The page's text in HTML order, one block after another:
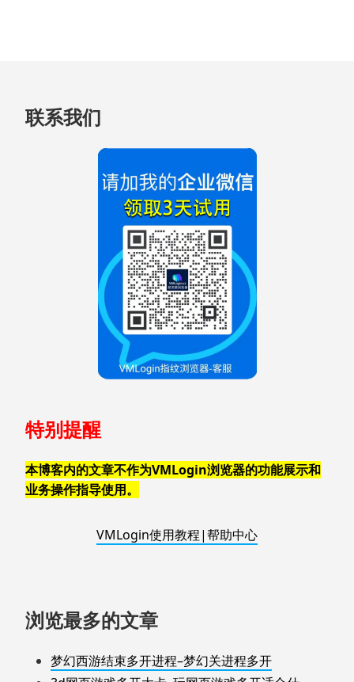
至
联系我们
特别提醒
本博客内的文章不作为VMLogin浏览器的功能展示和
业务操作指导使用。
VMLogin使用教程|帮助中心
浏览最多的文章
梦幻西游结束多开进程–梦幻关进程多开